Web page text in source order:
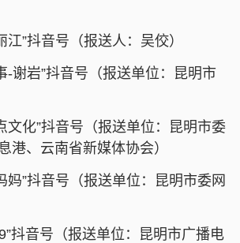
”抖音号（报送人：吴佼）
岩”抖音号（报送单位：昆明市
化”抖音号（报送单位：昆明市委
港、云南省新媒体协会）
”抖音号（报送单位：昆明市委网
音号（报送单位：昆明市广播电